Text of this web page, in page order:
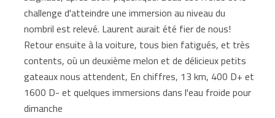
challenge d'atteindre une immersion au niveau du
nombril est relevé. Laurent aurait été fier de nous!
Retour ensuite à la voiture, tous bien fatigués, et très
contents, où un deuxième melon et de délicieux petits
gateaux nous attendent, En chiffres, 13 km, 400 D+ et
1600 D- et quelques immersions dans l'eau froide pour
dimanche